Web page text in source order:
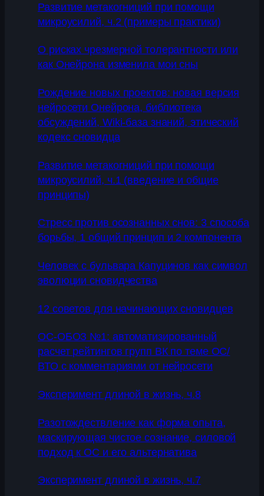
Развитие метакогниций при помощи
микроусилий, ч.2 (примеры практики)
О рисках чрезмерной толерантности или
как Онейрона изменила мои сны
Рождение новых проектов: новая версия
нейросети Онейрона, библиотека
обсуждений, Wiki-база знаний, этический
кодекс сновидца
Развитие метакогниций при помощи
микроусилий, ч.1 (введение и общие
принципы)
Стресс против осознанных снов: 3 способа
борьбы, 1 общий принцип и 2 компонента
Человек с бульвара Капуцинов как символ
эволюции сновидчества
12 советов для начинающих сновидцев
ОС-ОБОЗ №1: автоматизированный
расчет рейтингов групп ВК по теме ОС/
ВТО с комментариями от нейросети
Эксперимент длиной в жизнь, ч.8
Разотождествление как форма опыта,
маскирующая чистое сознание, силовой
подход к ОС и его альтернатива
Эксперимент длиной в жизнь, ч.7